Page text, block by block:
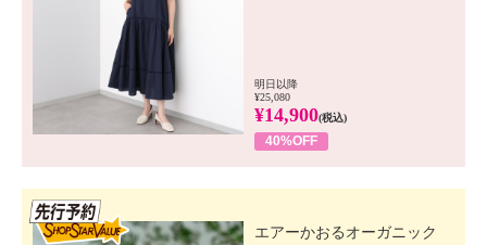
明日以降
¥25,080
¥14,900(税込)
40%OFF
エアーかおるオーガニック